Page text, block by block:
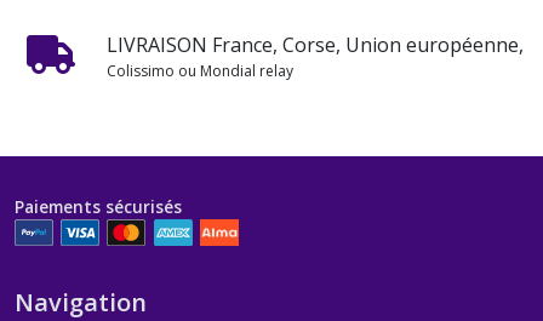
LIVRAISON France, Corse, Union européenne,
Colissimo ou Mondial relay
Paiements sécurisés
Navigation